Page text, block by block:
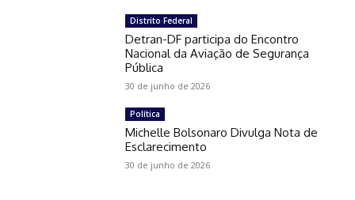
Distrito Federal
Detran-DF participa do Encontro
Nacional da Aviação de Segurança
Pública
30 de junho de 2026
Política
Michelle Bolsonaro Divulga Nota de
Esclarecimento
30 de junho de 2026